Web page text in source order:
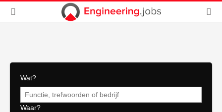
Wat?
Waar?